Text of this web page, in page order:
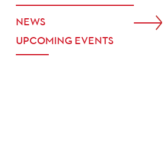
NEWS
UPCOMING EVENTS